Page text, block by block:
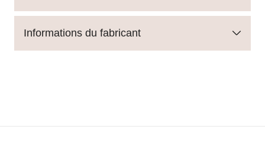
Informations du fabricant